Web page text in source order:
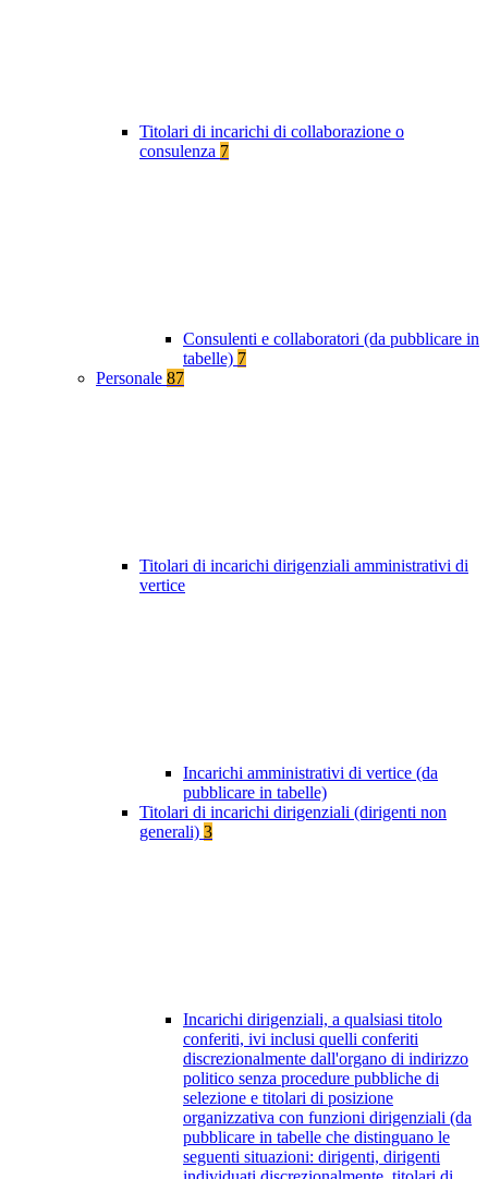
Titolari di incarichi di collaborazione o
consulenza 7
Consulenti e collaboratori (da pubblicare in
tabelle) 7
Personale 87
Titolari di incarichi dirigenziali amministrativi di
vertice
Incarichi amministrativi di vertice (da
pubblicare in tabelle)
Titolari di incarichi dirigenziali (dirigenti non
generali) 3
Incarichi dirigenziali, a qualsiasi titolo
conferiti, ivi inclusi quelli conferiti
discrezionalmente dall'organo di indirizzo
politico senza procedure pubbliche di
selezione e titolari di posizione
organizzativa con funzioni dirigenziali (da
pubblicare in tabelle che distinguano le
seguenti situazioni: dirigenti, dirigenti